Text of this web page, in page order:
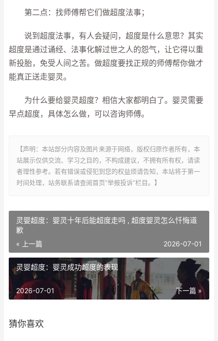
第二点：找师傅帮它们做超度法事；
说到超度法事，有人会疑问，超度是什么意思？其实
超度是通过诵经、法事化解过世之人的怨气，让它得以重
新投胎，免受人间之苦。做超度要找正规的师傅帮你做才
能真正送走婴灵。
为什么要给婴灵超度？相信大家都明白了。婴灵需要
早点超度，具体怎么做，可以咨询师傅。
【声明：本站部分内容及图片来源于网络，版权归原作者所有，本
站展示仅供交流、学习之目的，不构成建议，不拥有所有权，请读
者理性参考。若有错误或侵犯到您的权益烦请告知，本站将于第一
时间处理，站务联系请查阅首页“举报投诉”栏目。】
灵婴超度：婴灵十年后能超度走吗 , 超度婴灵怎么忏悔道
歉
« 上一篇 2026-07-01
灵婴超度：婴灵成功超度的表现
下一篇 »
2026-07-01
猜你喜欢